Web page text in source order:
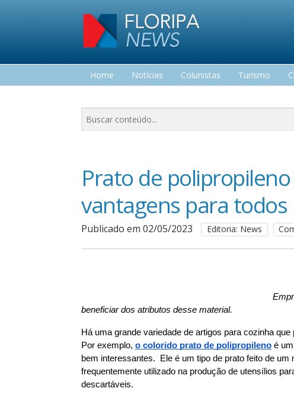
Home Notícias Colunistas Turismo
Prato de
vantagens para todos
Publicado em 02/05/2023 Editoria: News
beneficiar dos atributos desse material.
Há uma grande variedade de artigos para cozinha
Por exemplo, o colorido prato de polipropileno é
bem interessantes.  Ele é um tipo de prato feito de
frequentemente utilizado na produção de utensílios
descartáveis.